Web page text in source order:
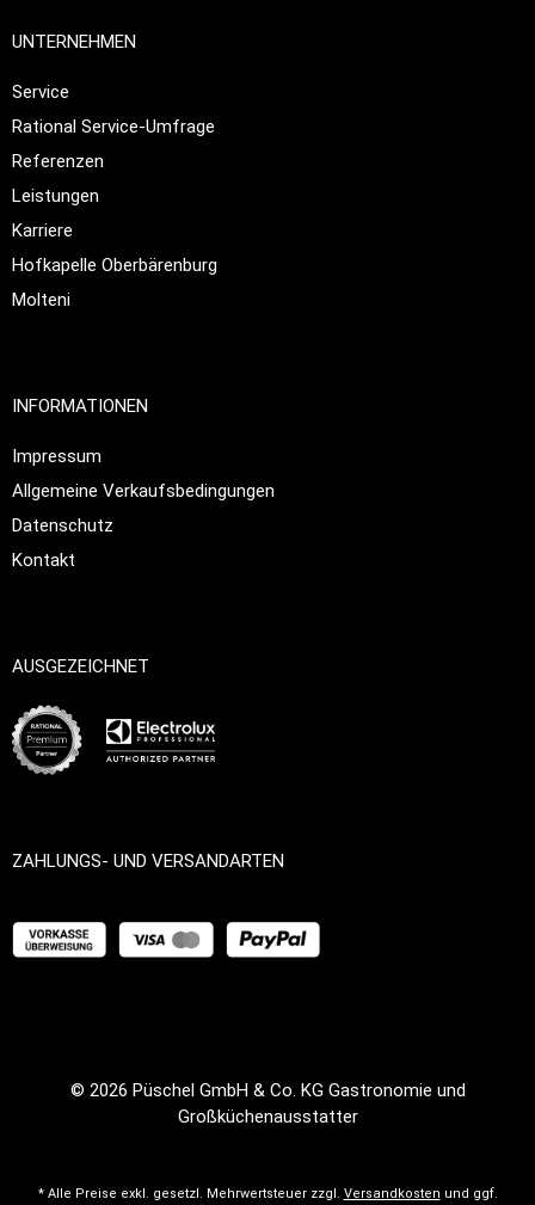
UNTERNEHMEN
Service
Rational Service-Umfrage
Referenzen
Leistungen
Karriere
Hofkapelle Oberbärenburg
Molteni
INFORMATIONEN
Impressum
Allgemeine Verkaufsbedingungen
Datenschutz
Kontakt
AUSGEZEICHNET
ZAHLUNGS- UND VERSANDARTEN
© 2026 Püschel GmbH & Co. KG Gastronomie und
Großküchenausstatter
* Alle Preise exkl. gesetzl. Mehrwertsteuer zzgl. Versandkosten und ggf.